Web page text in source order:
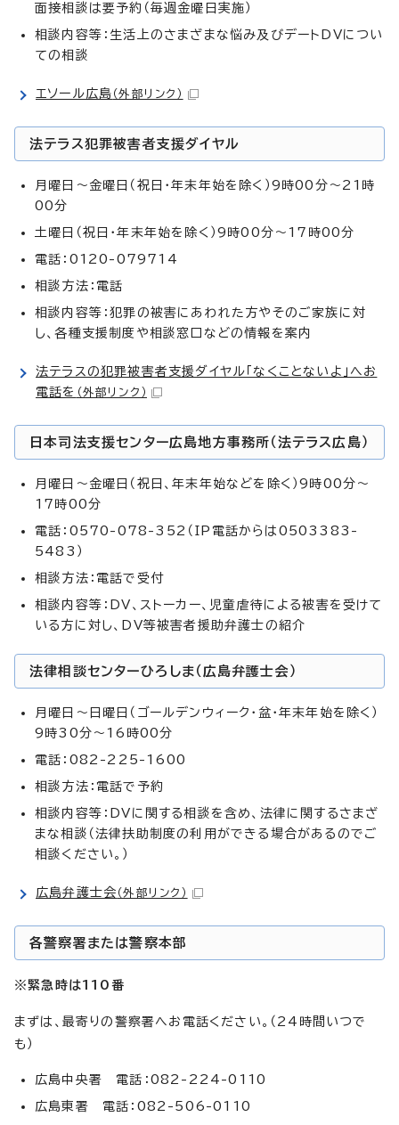
面接相談は要予約（毎週金曜日実施）
相談内容等：生活上のさまざまな悩み及びデートDVについ
ての相談
エソール広島 （外部リンク）
法テラス犯罪被害者支援ダイヤル
月曜日～金曜日（祝日・年末年始を除く）9時00分～21時
00分
土曜日（祝日・年末年始を除く）9時00分～17時00分
電話：0120-079714
相談方法：電話
相談内容等：犯罪の被害にあわれた方やそのご家族に対
し、各種支援制度や相談窓口などの情報を案内
法テラスの犯罪被害者支援ダイヤル「なくことないよ」へお
電話を （外部リンク）
日本司法支援センター広島地方事務所（法テラス広島）
月曜日～金曜日（祝日、年末年始などを除く）9時00分～
17時00分
電話：0570-078-352（IP電話からは0503383-
5483）
相談方法：電話で受付
相談内容等：DV、ストーカー、児童虐待による被害を受けて
いる方に対し、DV等被害者援助弁護士の紹介
法律相談センターひろしま（広島弁護士会）
月曜日～日曜日（ゴールデンウィーク・盆・年末年始を除く）
9時30分～16時00分
電話：082-225-1600
相談方法：電話で予約
相談内容等：DVに関する相談を含め、法律に関するさまざ
まな相談（法律扶助制度の利用ができる場合があるのでご
相談ください。）
広島弁護士会 （外部リンク）
各警察署または警察本部
※緊急時は110番
まずは、最寄りの警察署へお電話ください。（24時間いつで
も）
広島中央署 電話：082-224-0110
広島東署 電話：082-506-0110